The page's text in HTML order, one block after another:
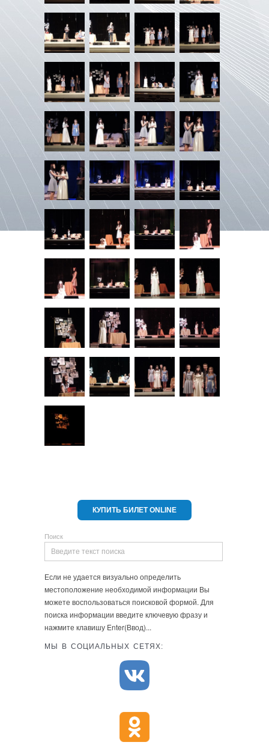
КУПИТЬ БИЛЕТ ONLINE
Поиск
Если не удается визуально определить
местоположение необходимой информации Вы
можете воспользоваться поисковой формой. Для
поиска информации введите ключевую фразу и
нажмите клавишу Enter(Ввод)...
МЫ В СОЦИАЛЬНЫХ СЕТЯХ: